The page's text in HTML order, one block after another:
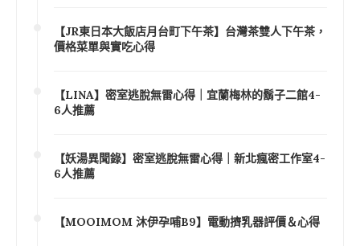
【JR東日本大飯店月台町下午茶】台灣茶雙人下午茶，
價格菜單與實吃心得
【LINA】密室逃脫無雷心得｜宜蘭梅林的鬍子二館4-
6人推薦
【妖湯異聞錄】密室逃脫無雷心得｜新北瘋密工作室4-
6人推薦
【MOOIMOM 沐伊孕哺B9】電動擠乳器評價＆心得